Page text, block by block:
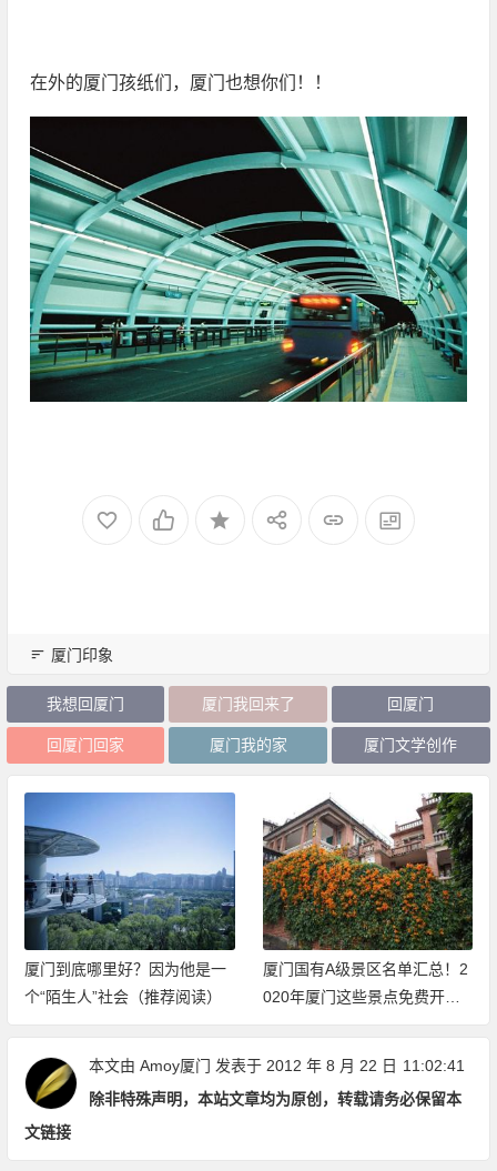
在外的厦门孩纸们，厦门也想你们！！
厦门印象
我想回厦门 厦门我回来了 回厦门
回厦门回家 厦门我的家 厦门文学创作
厦门到底哪里好？因为他是一
个“陌生人”社会（推荐阅读）
厦门国有A级景区名单汇总！2
020年厦门这些景点免费开放
（持续更新中）
本文由 Amoy厦门 发表于 2012 年 8 月 22 日 11:02:41
除非特殊声明，本站文章均为原创，转载请务必保留本
文链接